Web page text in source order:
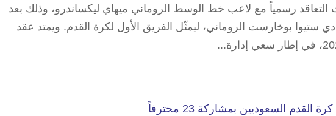
رسمياً مع لاعب خط الوسط الروماني ميهاي ليكساندرو، وذلك بعد
ستيوا بوخارست الروماني، ليمثّل الفريق الأول لكرة القدم. ويمتد عقد